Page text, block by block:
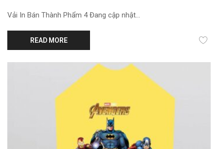
Vải In Bán Thành Phẩm 4 Đang cập nhật...
READ MORE